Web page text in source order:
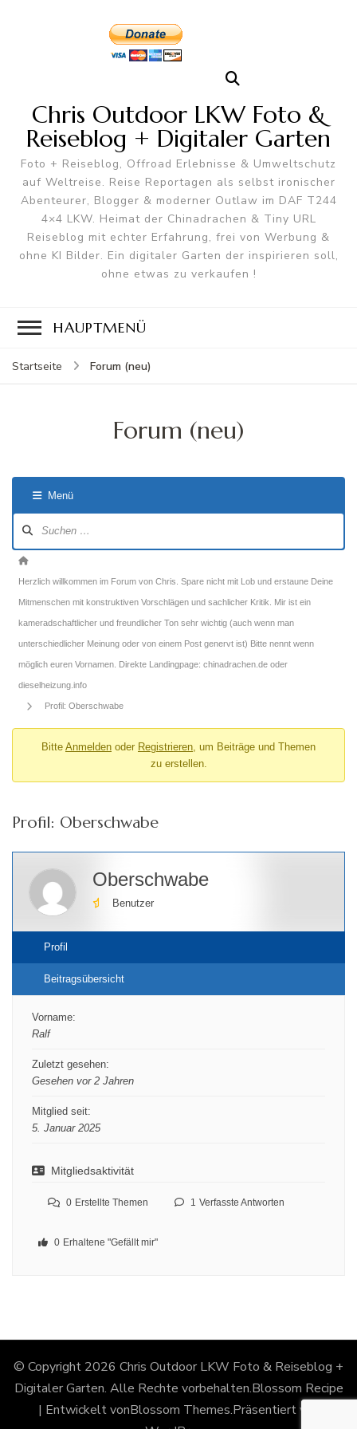
Chris Outdoor LKW Foto &
Reiseblog + Digitaler Garten
Foto + Reiseblog, Offroad Erlebnisse & Umweltschutz
auf Weltreise. Reise Reportagen als selbst ironischer
Abenteurer, Blogger & moderner Outlaw im DAF T244
4×4 LKW. Heimat der Chinadrachen & Tiny URL
Reiseblog mit echter Erfahrung, frei von Werbung &
ohne KI Bilder. Ein digitaler Garten der inspirieren soll,
ohne etwas zu verkaufen !
HAUPTMENÜ
Startseite Forum (neu)
Forum (neu)
Menü
Navigation
Forum-
Breadcrumbs
-
Du
bist
hier:
Herzlich willkommen im Forum von Chris. Spare nicht mit Lob und erstaune Deine
Mitmenschen mit konstruktiven Vorschlägen und sachlicher Kritik. Mir ist ein
kameradschaftlicher und freundlicher Ton sehr wichtig (auch wenn man
unterschiedlicher Meinung oder von einem Post genervt ist) Bitte nennt wenn
möglich euren Vornamen. Direkte Landingpage: chinadrachen.de oder
dieselheizung.info
Profil: Oberschwabe
Bitte Anmelden oder Registrieren , um Beiträge und Themen
zu erstellen.
Profil: Oberschwabe
Oberschwabe
Benutzer
Profil
Beitragsübersicht
Vorname:
Ralf
Zuletzt gesehen:
Gesehen vor 2 Jahren
Mitglied seit:
5. Januar 2025
Mitgliedsaktivität
0 Erstellte Themen 1 Verfasste Antworten
0 Erhaltene "Gefällt mir"
© Copyright 2026 Chris Outdoor LKW Foto & Reiseblog +
Digitaler Garten. Alle Rechte vorbehalten.Blossom Recipe
| Entwickelt vonBlossom Themes.Präsentiert von